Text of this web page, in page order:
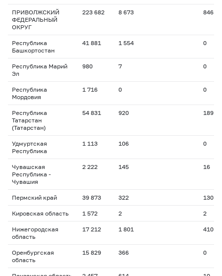
ПРИВОЛЖСКИЙ
ФЕДЕРАЛЬНЫЙ
ОКРУГ
223 682 8 673 846
Республика
Башкортостан
41 881 1 554 0
Республика Марий
Эл
980 7 0
Республика
Мордовия
1 716 0 0
Республика
Татарстан
(Татарстан)
54 831 920 189
Удмуртская
Республика
1 113 106 0
Чувашская
Республика -
Чувашия
2 222 145 16
Пермский край 39 873 322 130
Кировская область 1 572 2 2
Нижегородская
область
17 212 1 801 410
Оренбургская
область
15 829 366 0